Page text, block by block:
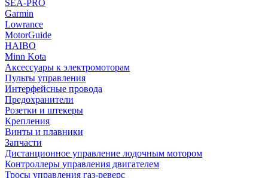
SEA-PRO
Garmin
Lowrance
MotorGuide
HAIBO
Minn Kota
Аксессуары к электромоторам
Пульты управления
Интерфейсные провода
Предохранители
Розетки и штекеры
Крепления
Винты и плавники
Запчасти
Дистанционное управление лодочным мотором
Контроллеры управления двигателем
Тросы управления газ-реверс